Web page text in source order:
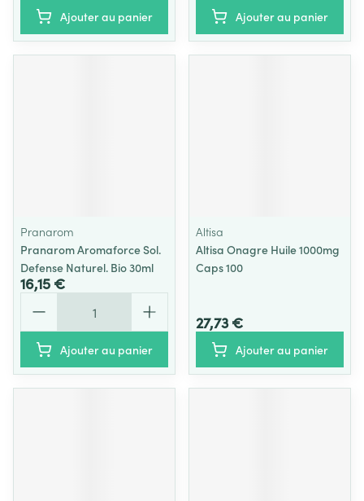
Ajouter au panier Ajouter au panier
Pranarom
Pranarom Aromaforce Sol.
Defense Naturel. Bio 30ml
16,15 €
Ajouter au panier
Altisa
Altisa Onagre Huile 1000mg
Caps 100
27,73 €
Ajouter au panier